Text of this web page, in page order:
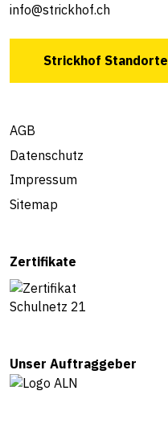
info@strickhof.ch
Strickhof Standorte
AGB
Datenschutz
Impressum
Sitemap
Zertifikate
Unser Auftraggeber